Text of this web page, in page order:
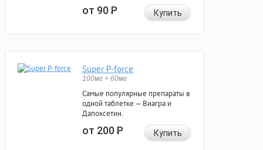
от 90Р Купить
Super P-force
100мг + 60мг
Самые популярные препараты в
одной таблетке — Виагра и
Дапоксетин.
от 200Р Купить